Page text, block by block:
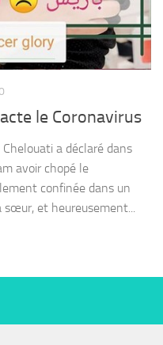
le Coronavirus
a déclaré dans
avoir chopé le
confinée dans un
sœur, et heureusement...